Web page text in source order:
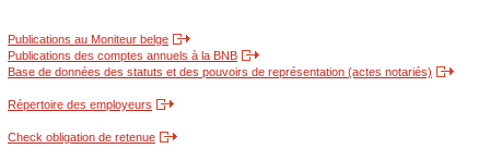
Publications au Moniteur belge
Publications des comptes annuels à la BNB
Base de données des statuts et des pouvoirs de représentation (actes notariés)
Répertoire des employeurs
Check obligation de retenue